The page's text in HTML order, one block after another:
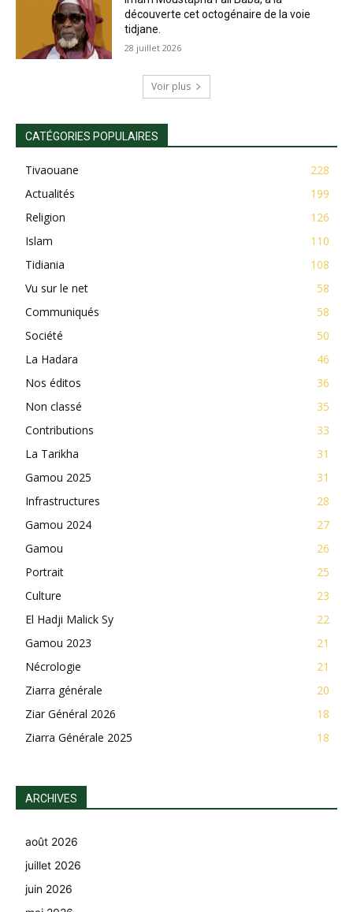
découverte cet octogénaire de la voie
tidjane.
28 juillet 2026
Voir plus
CATÉGORIES POPULAIRES
Tivaouane
228
Actualités
199
Religion
126
Islam
110
Tidiania
108
Vu sur le net
58
Communiqués
58
Société
50
La Hadara
46
Nos éditos
36
Non classé
35
Contributions
33
La Tarikha
31
Gamou 2025
31
Infrastructures
28
Gamou 2024
27
Gamou
26
Portrait
25
Culture
23
El Hadji Malick Sy
22
Gamou 2023
21
Nécrologie
21
Ziarra générale
20
Ziar Général 2026
18
Ziarra Générale 2025
18
ARCHIVES
août 2026
juillet 2026
juin 2026